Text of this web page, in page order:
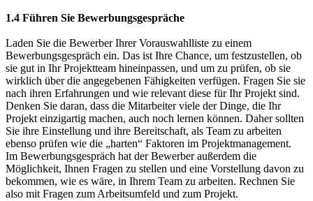
1.4 Führen Sie Bewerbungsgespräche
Laden Sie die Bewerber Ihrer Vorauswahlliste zu einem
Bewerbungsgespräch ein. Das ist Ihre Chance, um festzustellen, ob
sie gut in Ihr Projektteam hineinpassen, und um zu prüfen, ob sie
wirklich über die angegebenen Fähigkeiten verfügen. Fragen Sie sie
nach ihren Erfahrungen und wie relevant diese für Ihr Projekt sind.
Denken Sie daran, dass die Mitarbeiter viele der Dinge, die Ihr
Projekt einzigartig machen, auch noch lernen können. Daher sollten
Sie ihre Einstellung und ihre Bereitschaft, als Team zu arbeiten
ebenso prüfen wie die „harten“ Faktoren im Projektmanagement.
Im Bewerbungsgespräch hat der Bewerber außerdem die
Möglichkeit, Ihnen Fragen zu stellen und eine Vorstellung davon zu
bekommen, wie es wäre, in Ihrem Team zu arbeiten. Rechnen Sie
also mit Fragen zum Arbeitsumfeld und zum Projekt.